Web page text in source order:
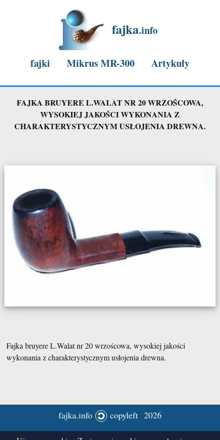
fajka.info
fajki Mikrus MR-300 Artykuły
Mikrus "Mister Rajdu Mielec-Konin 1977r."
Mikrus nasza mielecka legenda
FAJKA BRUYERE L.WALAT NR 20 WRZOŚCOWA,
WYSOKIEJ JAKOŚCI WYKONANIA Z
CHARAKTERYSTYCZNYM USŁOJENIA DREWNA.
Fajka bruyere L.Walat nr 20 wrzoścowa, wysokiej jakości
wykonania z charakterystycznym usłojenia drewna.
fajka.info copyleft 2026